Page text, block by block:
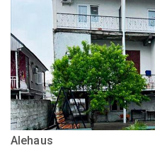
Alehaus